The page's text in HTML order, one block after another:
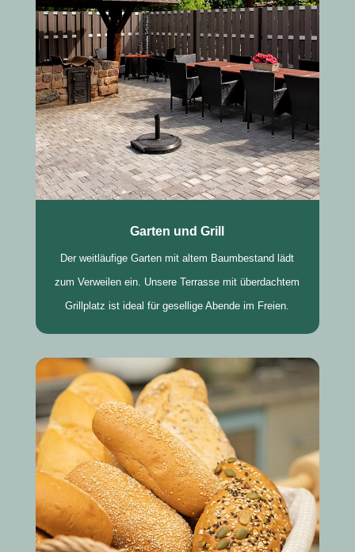
Garten und Grill
Der weitläufige Garten mit altem Baumbestand lädt
zum Verweilen ein. Unsere Terrasse mit überdachtem
Grillplatz ist ideal für gesellige Abende im Freien.